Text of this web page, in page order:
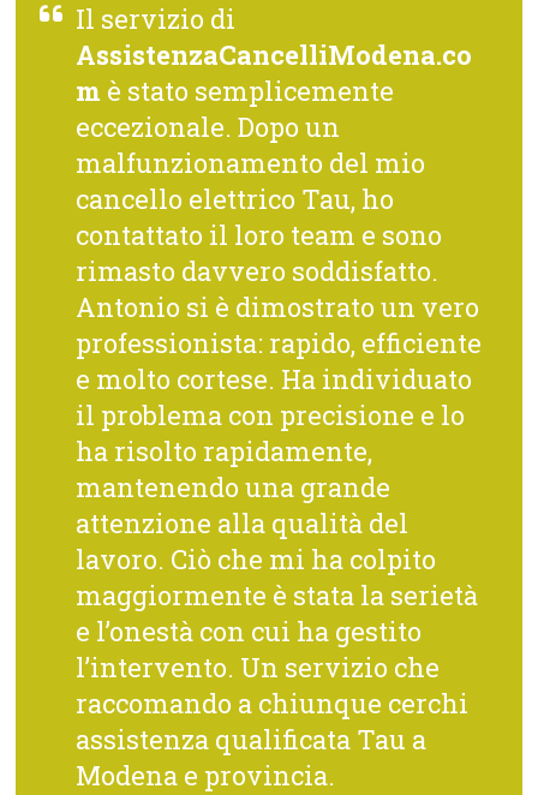
Il servizio di
AssistenzaCancelliModena.co
m è stato semplicemente
eccezionale. Dopo un
malfunzionamento del mio
cancello elettrico Tau, ho
contattato il loro team e sono
rimasto davvero soddisfatto.
Antonio si è dimostrato un vero
professionista: rapido, efficiente
e molto cortese. Ha individuato
il problema con precisione e lo
ha risolto rapidamente,
mantenendo una grande
attenzione alla qualità del
lavoro. Ciò che mi ha colpito
maggiormente è stata la serietà
e l’onestà con cui ha gestito
l’intervento. Un servizio che
raccomando a chiunque cerchi
assistenza qualificata Tau a
Modena e provincia.